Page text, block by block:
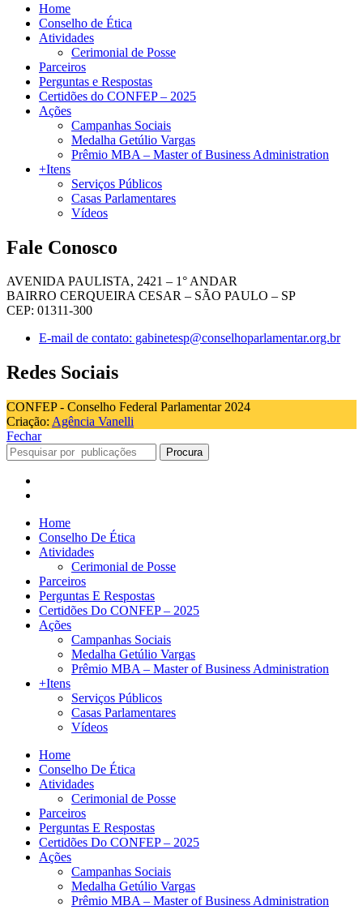
Home
Conselho de Ética
Atividades
Cerimonial de Posse
Parceiros
Perguntas e Respostas
Certidões do CONFEP – 2025
Ações
Campanhas Sociais
Medalha Getúlio Vargas
Prêmio MBA – Master of Business Administration
+Itens
Serviços Públicos
Casas Parlamentares
Vídeos
Fale Conosco
AVENIDA PAULISTA, 2421 – 1° ANDAR
BAIRRO CERQUEIRA CESAR – SÃO PAULO – SP
CEP: 01311-300
E-mail de contato: gabinetesp@conselhoparlamentar.org.br
Redes Sociais
CONFEP - Conselho Federal Parlamentar 2024
Criação: Agência Vanelli
Fechar
Procura
Home
Conselho De Ética
Atividades
Cerimonial de Posse
Parceiros
Perguntas E Respostas
Certidões Do CONFEP – 2025
Ações
Campanhas Sociais
Medalha Getúlio Vargas
Prêmio MBA – Master of Business Administration
+Itens
Serviços Públicos
Casas Parlamentares
Vídeos
Home
Conselho De Ética
Atividades
Cerimonial de Posse
Parceiros
Perguntas E Respostas
Certidões Do CONFEP – 2025
Ações
Campanhas Sociais
Medalha Getúlio Vargas
Prêmio MBA – Master of Business Administration